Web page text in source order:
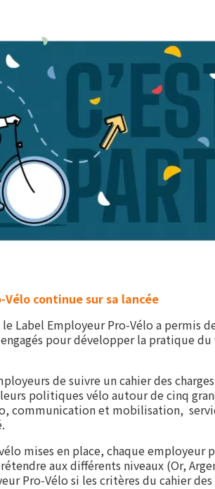
Vélo continue sur sa lancée
le Label Employeur Pro-Vélo a permis
pour développer la pratique du
de suivre un cahier des
politiques vélo autour de cinq
communication et mobilisation,
mises en place, chaque employeur
aux différents niveaux (Or,
Pro-Vélo si les critères du cahier des